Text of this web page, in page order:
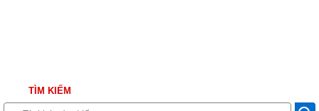
TÌM KIẾM